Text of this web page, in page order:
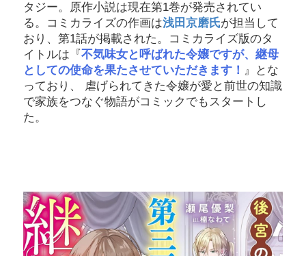
タジー。原作小説は現在第1巻が発売されてい
る。コミカライズの作画は浅田京磨氏が担当して
おり、第1話が掲載された。コミカライズ版のタ
イトルは『 不気味女と呼ばれた令嬢ですが、継母
としての使命を果たさせていただきます！ 』とな
っており、 虐げられてきた令嬢が愛と前世の知識
で家族をつなぐ物語がコミックでもスタートし
た。